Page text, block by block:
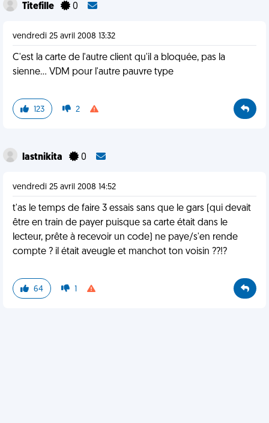
Titefille 0
vendredi 25 avril 2008 13:32
C'est la carte de l'autre client qu'il a bloquée, pas la
sienne... VDM pour l'autre pauvre type
123 2
lastnikita 0
vendredi 25 avril 2008 14:52
t'as le temps de faire 3 essais sans que le gars (qui devait
être en train de payer puisque sa carte était dans le
lecteur, prête à recevoir un code) ne paye/s'en rende
compte ? il était aveugle et manchot ton voisin ??!?
64 1